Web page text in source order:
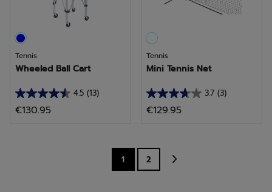
Tennis
Wheeled Ball Cart
4.5 (13)
4.5
van
€130.95
Tennis
Mini Tennis Net
3.7 (3)
3.7
van
5
sterren.
3
€129.95
1 2